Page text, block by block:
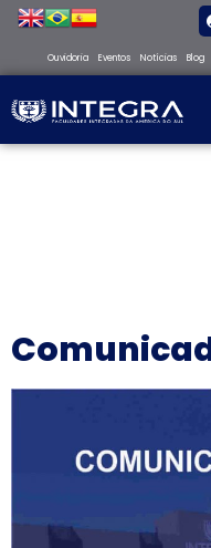
Ouvidoria Eventos Notícias Blog